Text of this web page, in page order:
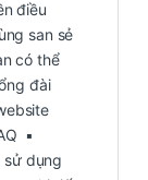
điều
san sẻ
có thể
đài
▪
sử dụng